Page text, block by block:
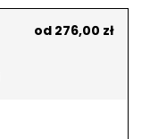
od 276,00 zł